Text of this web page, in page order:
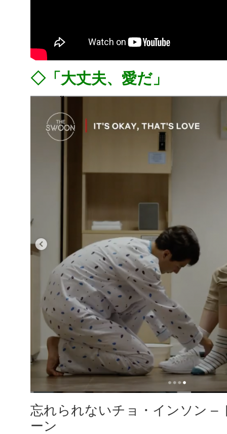
◇「大丈夫、愛だ」
忘れられないチョ・インソン –
ーン